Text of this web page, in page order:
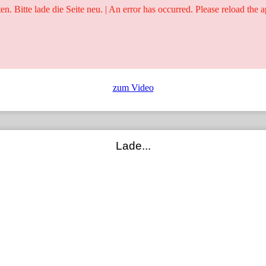
zum Video
Lade...
Bitte lade die Seite neu. | An error has occurred. Please reload the